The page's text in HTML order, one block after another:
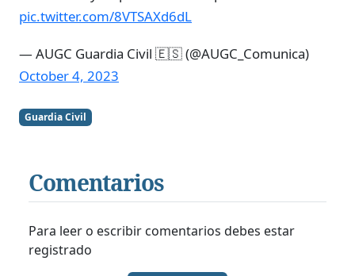
pic.twitter.com/8VTSAXd6dL
— AUGC Guardia Civil 🇪🇸 (@AUGC_Comunica)
October 4, 2023
Guardia Civil
Comentarios
Para leer o escribir comentarios debes estar
registrado